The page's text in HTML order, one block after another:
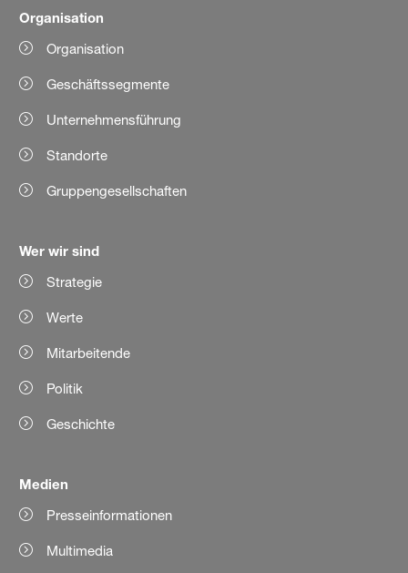
Organisation
Organisation
Geschäftssegmente
Unternehmensführung
Standorte
Gruppengesellschaften
Wer wir sind
Strategie
Werte
Mitarbeitende
Politik
Geschichte
Medien
Presseinformationen
Multimedia